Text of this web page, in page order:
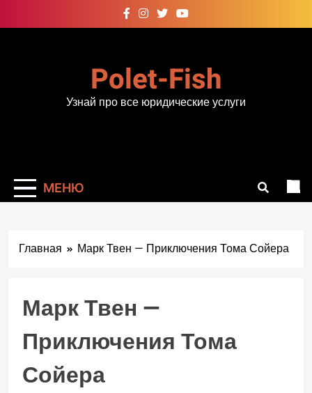
к
Polet-Fish
Узнай про все юридические услуги
МЕНЮ
Главная Марк Твен — Приключения Тома Сойера
Марк Твен —
Приключения Тома
Сойера